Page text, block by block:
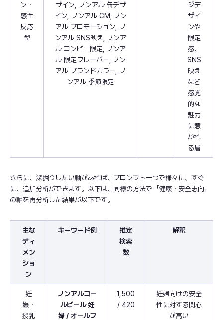
ン・
感性
反応
型
ザイン, ノンアル 缶デザ
イン, ノンアル CM, ノン
アル プロモーション, ノ
ンアル SNS映え, ノンア
ル コンビニ限定, ノンア
ル 限定フレーバー, ノン
アル ブランドカラー, ノ
ンアル 季節限定
ジデ
ザイ
ンや
限定
感、
SNS
映え
など
感覚
的な
魅力
に惹
かれ
る層
さらに、深掘りしたい軸があれば、プロンプト一つで様々に、すぐ
に、追加分析ができます。以下は、同様の方法で「健康・安全志向」
の軸を再分析した結果が以下です。
主な
ディ
メン
ショ
ン
キーワード例
推定
検索
数
解釈
妊
娠・
授乳
ノンアルコー
ルビール 妊
婦 / オールフ
1,500
/ 420
妊婦向けの安全
性に対する関心
が高い